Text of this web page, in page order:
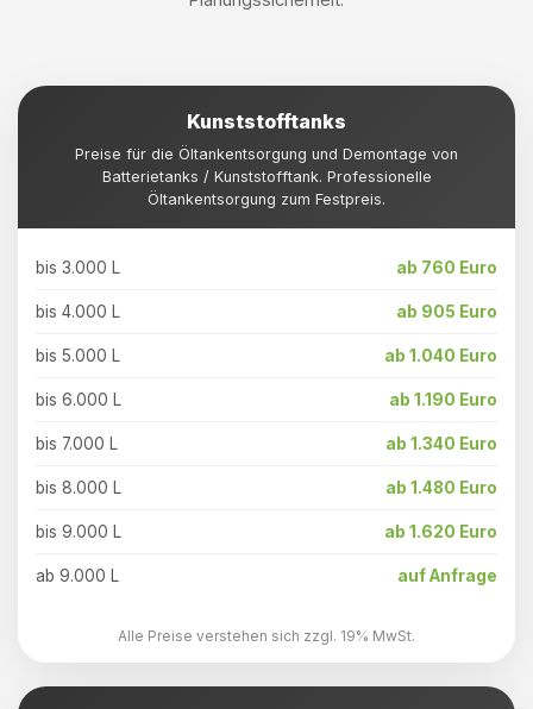
Kunststofftanks
Preise für die Öltankentsorgung und Demontage von
Batterietanks / Kunststofftank. Professionelle
Öltankentsorgung zum Festpreis.
bis 3.000 L ab 760 Euro
bis 4.000 L ab 905 Euro
bis 5.000 L ab 1.040 Euro
bis 6.000 L ab 1.190 Euro
bis 7.000 L ab 1.340 Euro
bis 8.000 L ab 1.480 Euro
bis 9.000 L ab 1.620 Euro
ab 9.000 L auf Anfrage
Alle Preise verstehen sich zzgl. 19% MwSt.